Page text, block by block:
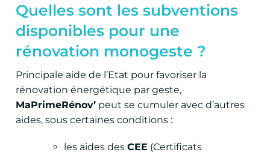
Quelles sont les subventions
disponibles pour une
rénovation monogeste ?
Principale aide de l’Etat pour favoriser la
rénovation énergétique par geste,
MaPrimeRénov’ peut se cumuler avec d’autres
aides, sous certaines conditions :
les aides desCEE (Certificats